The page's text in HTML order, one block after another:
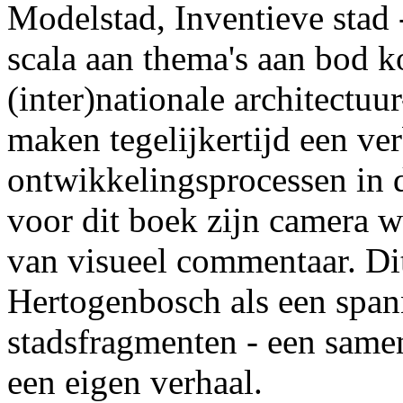
Modelstad, Inventieve stad
scala aan thema's aan bod
(inter)nationale
maken tegelijkertijd een
ontwikkelingsprocessen in
voor dit boek zijn camera
van visueel commentaar.
Hertogenbosch als een
stadsfragmenten - een
een eigen verhaal.